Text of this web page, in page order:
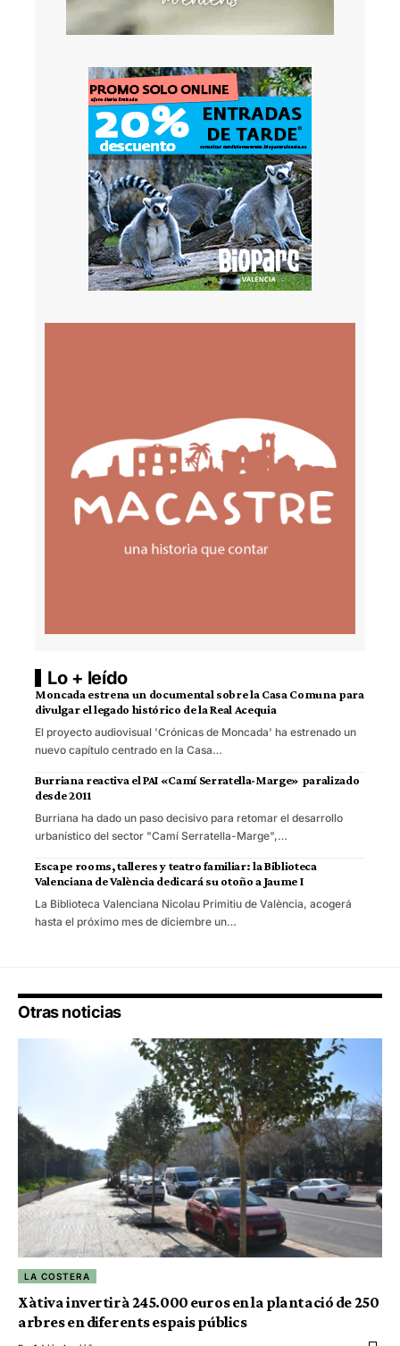
Lo + leído
Moncada estrena un documental sobre la Casa Comuna para
divulgar el legado histórico de la Real Acequia
El proyecto audiovisual 'Crónicas de Moncada' ha estrenado un
nuevo capítulo centrado en la Casa…
Burriana reactiva el PAI «Camí Serratella-Marge» paralizado
desde 2011
Burriana ha dado un paso decisivo para retomar el desarrollo
urbanístico del sector "Camí Serratella-Marge",…
Escape rooms, talleres y teatro familiar: la Biblioteca
Valenciana de València dedicará su otoño a Jaume I
La Biblioteca Valenciana Nicolau Primitiu de València, acogerá
hasta el próximo mes de diciembre un…
Otras noticias
LA COSTERA
Xàtiva invertirà 245.000 euros en la plantació de 250
arbres en diferents espais públics